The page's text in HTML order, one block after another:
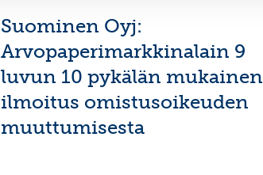
Suominen Oyj:
Arvopaperimarkkinalain 9
luvun 10 pykälän mukainen
ilmoitus omistusoikeuden
muuttumisesta